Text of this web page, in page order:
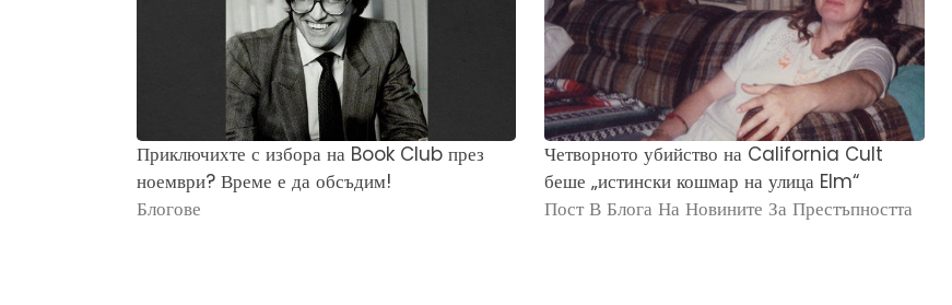
Приключихте с избора на Book Club през
ноември? Време е да обсъдим!
Блогове
Четворното убийство на California Cult
беше „истински кошмар на улица Elm“
Пост В Блога На Новините За Престъпността